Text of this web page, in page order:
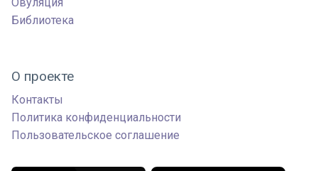
Овуляция
Библиотека
О проекте
Контакты
Политика конфиденциальности
Пользовательское соглашение